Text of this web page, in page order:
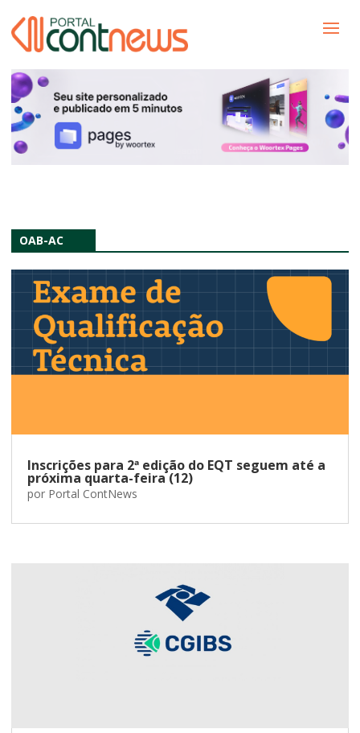
OAB-AC
Inscrições para 2ª edição do EQT seguem até a
próxima quarta-feira (12)
por Portal ContNews